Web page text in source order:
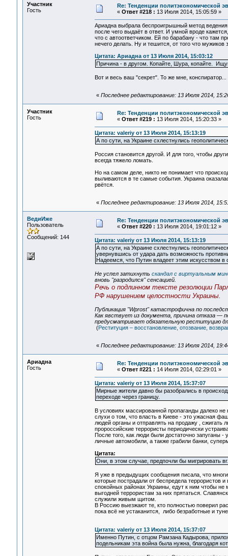
Участник
Гость
Re: Тенденции политэкономической
« Ответ #218 : 13 Июля 2014, 15:05:59 »
Ариадна выбрала беспроигрышный метод
после чего выдаёт в ответ. И умной вроде
что с автоответчиком. Ей по барабану - что там
нечего делать. Ну и тешится, от того что
Цитата: Ариадна от 13 Июля 2014, 15:03:12
Причина - в другом. Копайте, Шура, копайте.
Вот и весь ваш "секрет". То же мне, конспиратор...
« Последнее редактирование: 13 Июля 2014,
Участник
Гость
Re: Тенденции политэкономической
« Ответ #219 : 13 Июля 2014, 15:20:33 »
Цитата: valeriy от 13 Июля 2014, 15:13:19
А по сути, на Украине схлестнулись
Россия становится другой. И для того, чтобы
всегда тяжело ломать.
Но на самом деле, никто не понимает что
выливаются в те самые события. Украина
рвётся.
« Последнее редактирование: 13 Июля 2014,
ВедиИже
Пользователь
Сообщений: 144
Re: Тенденции политэкономической
« Ответ #220 : 13 Июля 2014, 19:01:12 »
Цитата: valeriy от 13 Июля 2014, 15:13:19
А по сути, на Украине схлестнулись
увернувшись от удара дать возможность
Надеемся, что Путин владеет этим искусством в
Не успел затихнуть скандал с виртуальным
вновь "разродился" сенсацией.
Речь о подлинном тексте резолюции
РФ нарушением целостности Украины.
Публикация "Wprost" катастрофична по
Как явствует из документа, причина отказа —
предусматривает обязательную реституцию
(Реституция – восстановление, отозвание,
« Последнее редактирование: 13 Июля 2014,
Ариадна
Гость
Re: Тенденции политэкономической
« Ответ #221 : 14 Июля 2014, 02:29:01 »
Цитата: valeriy от 13 Июля 2014, 15:37:07
Мирные жители давно бы разобрались в
переходе через границу.
В условиях массированной пропаганды далеко
слухи о том, что власть в Киеве - это ужасная
людей органы и отправлять на продажу , сжигать
пророссийские террористы периодически
После того, как люди были достаточно запуганы
личные автомобили, а также грабили банки,
Цитата:
Они, в этом случае, предпочли бы мигрировать
Я уже в предыдущих сообщения писала, что
которые пострадали от беспредела террористов
спокойных районах Украины, едут к ним чтобы
выгодней террористам за них прятаться.
служили живым щитом.
В Россию выезжают те, кто полностью поверил
пока всё не устаканится, либо безработные и
Цитата: valeriy от 13 Июля 2014, 15:37:07
Именно Путин, с отцом Рамзана Кадырова,
подельникам эта война была нужна, благодаря